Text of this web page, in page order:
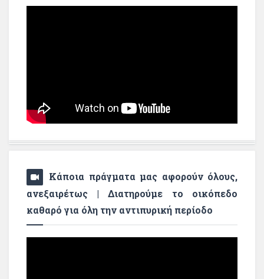
Κάποια πράγματα μας αφορούν όλους,
ανεξαιρέτως | Διατηρούμε το οικόπεδο
καθαρό για όλη την αντιπυρική περίοδο